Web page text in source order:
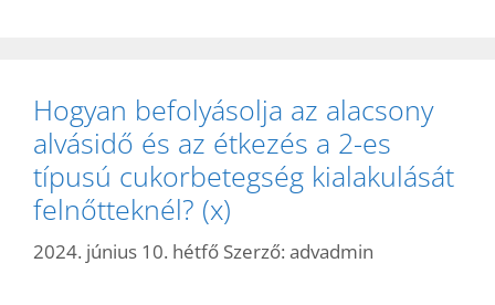
Hogyan befolyásolja az alacsony
alvásidő és az étkezés a 2-es
típusú cukorbetegség kialakulását
felnőtteknél? (x)
2024. június 10. hétfő Szerző: advadmin